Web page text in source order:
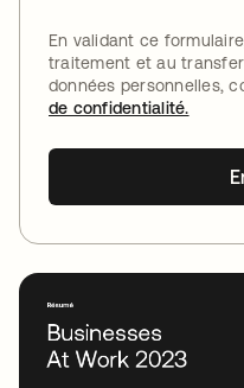
En validant ce
traitement et au
données personnelles,
de confidentialité.